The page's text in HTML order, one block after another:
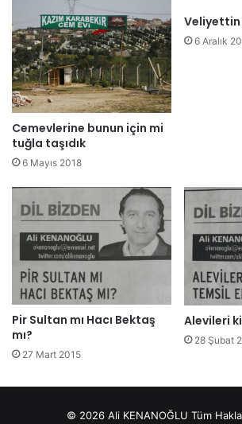
Cemevlerine bunun için mi
tuğla taşıdık
6 Mayıs 2018
Veliyettin
6 Aralık
Pir Sultan mı Hacı Bektaş
mı?
27 Mart 2015
Alevileri
28 Şubat
© 2026 Ali KENANOĞLU Tüm